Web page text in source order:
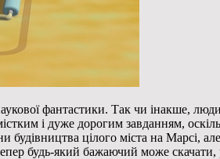
фантастики. Так чи інакше,
і дуже дорогим завданням,
цілого міста на Марсі,
будь-який бажаючий може